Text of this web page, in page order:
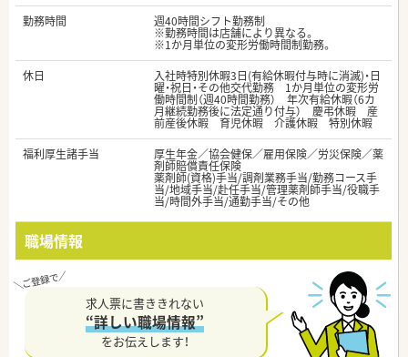
勤務時間
週40時間シフト勤務制
※勤務時間は店舗により異なる。
※1か月単位の変形労働時間制勤務。
休日
入社時特別休暇3日(有給休暇付与時に消滅)・日
曜・祝日・その他交代勤務 1か月単位の変形労
働時間制（週40時間勤務） 年次有給休暇（6カ
月継続勤務後に法定通り付与） 慶弔休暇 産
前産後休暇 育児休暇 介護休暇 特別休暇
福利厚生諸手当
厚生年金／協会健保／雇用保険／労災保険／薬
剤師賠償責任保険
薬剤師(資格)手当/調剤業務手当/勤務コース手
当/地域手当/赴任手当/管理薬剤師手当/役職手
当/時間外手当/通勤手当/その他
職場情報
求人票に書ききれない
“詳しい職場情報”
をお伝えします！